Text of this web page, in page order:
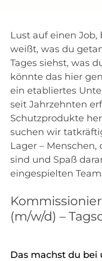
Lust auf einen
weißt, was du
Tages siehst, was
könnte das hier
ein etabliertes
seit Jahrzehnten
Schutzprodukte
suchen wir
Lager –
sind und Spaß
eingespielten
(m/w/d) –
Das machst du bei